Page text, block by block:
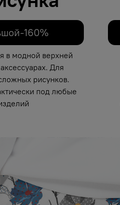
160%
в модной верхней
Для
рисунков.
под любые